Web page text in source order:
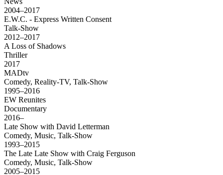
2004–2017
E.W.C. - Express Written Consent
Talk-Show
2012–2017
A Loss of Shadows
Thriller
2017
MADtv
Comedy, Reality-TV, Talk-Show
1995–2016
EW Reunites
Documentary
2016–
Late Show with David Letterman
Comedy, Music, Talk-Show
1993–2015
The Late Late Show with Craig Ferguson
Comedy, Music, Talk-Show
2005–2015